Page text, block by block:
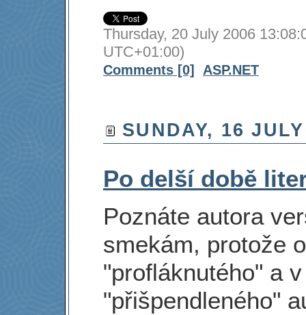
Thursday, 20 July 2006
UTC+01:00)
Comments [0] ASP.NET
SUNDAY, 16
Po delší době
Poznáte autora
smekám, protože
"profláknutého" a
"přišpendleného"